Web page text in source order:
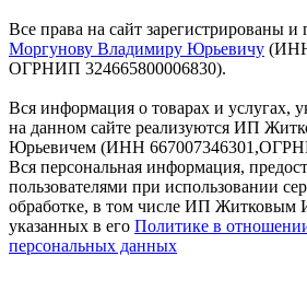
Все права на сайт зарегистрированы и
Моргунову Владимиру Юрьевичу (ИНН
ОГРНИП 324665800006830).
Вся информация о товарах и услугах,
на данном сайте реализуются ИП
Юрьевичем (ИНН
Вся персональная информация,
пользователями при использовании
обработке, в том числе ИП Житковым
указанных в его Политике в
персональных данных